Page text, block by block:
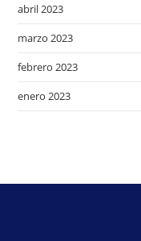
abril 2023
marzo 2023
febrero 2023
enero 2023